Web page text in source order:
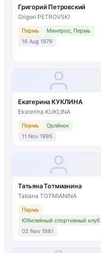
Григорий Петровский
Grigori PETROVSKI
Пермь
Минпрос, Пермь
16 Aug 1979
Екатерина КУКЛИНА
Ekaterina KUKLINA
Пермь
Орлёнок
11 Nov 1995
Татьяна Тотмианина
Tatiana TOTMIANINA
Пермь
Юбилейный спортивный клуб
02 Nov 1981